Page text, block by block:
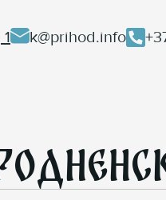
k@prihod.info